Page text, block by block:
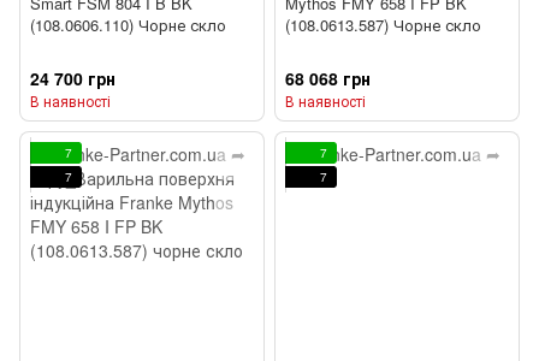
(108.0606.110) Чорне скло
24 700 грн
В наявності
(108.0613.587) Чорне скло
68 068 грн
В наявності
7
7
7
7